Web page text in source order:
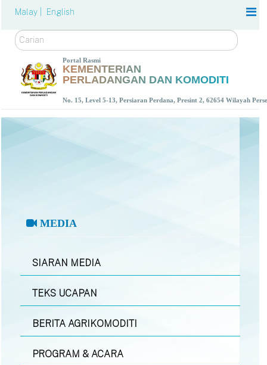
Malay | English
Carian
Portal Rasmi
KEMENTERIAN
PERLADANGAN DAN KOMODITI
No. 15, Level 5-13, Persiaran Perdana, Presint 2, 62654 Wilayah
MEDIA
SIARAN MEDIA
TEKS UCAPAN
BERITA AGRIKOMODITI
PROGRAM & ACARA